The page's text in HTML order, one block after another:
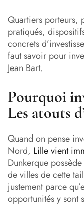
Quartiers porteurs,
pratiqués,
concrets
faut savoir pour
Jean Bart.
Pourquoi
Les atouts
Quand on pense
Nord, Lille vient
Dunkerque
de villes de cette
justement parce
opportunités y sont